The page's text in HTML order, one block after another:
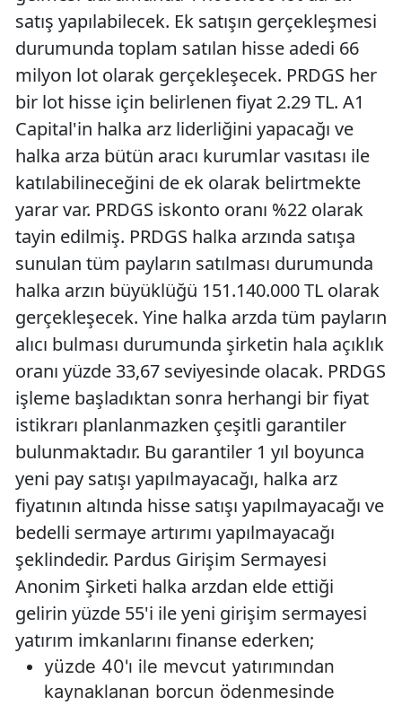
satış yapılabilecek. Ek satışın gerçekleşmesi
durumunda toplam satılan hisse adedi 66
milyon lot olarak gerçekleşecek. PRDGS her
bir lot hisse için belirlenen fiyat 2.29 TL. A1
Capital'in halka arz liderliğini yapacağı ve
halka arza bütün aracı kurumlar vasıtası ile
katılabilineceğini de ek olarak belirtmekte
yarar var. PRDGS iskonto oranı %22 olarak
tayin edilmiş. PRDGS halka arzında satışa
sunulan tüm payların satılması durumunda
halka arzın büyüklüğü 151.140.000 TL olarak
gerçekleşecek. Yine halka arzda tüm payların
alıcı bulması durumunda şirketin hala açıklık
oranı yüzde 33,67 seviyesinde olacak. PRDGS
işleme başladıktan sonra herhangi bir fiyat
istikrarı planlanmazken çeşitli garantiler
bulunmaktadır. Bu garantiler 1 yıl boyunca
yeni pay satışı yapılmayacağı, halka arz
fiyatının altında hisse satışı yapılmayacağı ve
bedelli sermaye artırımı yapılmayacağı
şeklindedir. Pardus Girişim Sermayesi
Anonim Şirketi halka arzdan elde ettiği
gelirin yüzde 55'i ile yeni girişim sermayesi
yatırım imkanlarını finanse ederken;
yüzde 40'ı ile mevcut yatırımından
kaynaklanan borcun ödenmesinde